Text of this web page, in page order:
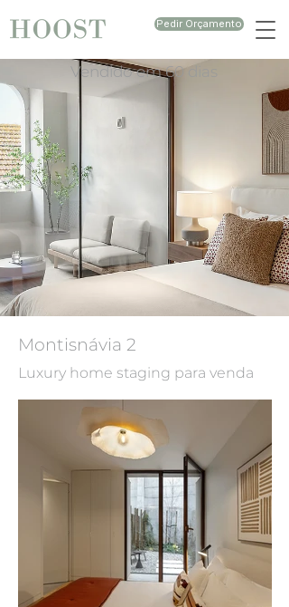
Pedir Orçamento
Vendido em 60 dias
Montisnávia 2
Luxury home staging para venda